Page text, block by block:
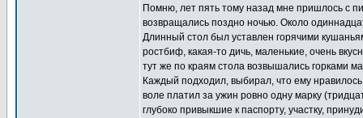
Помню, лет пять тому назад мне пришлось с
возвращались поздно ночью. Около
Длинный стол был уставлен горячими
ростбиф, какая-то дичь, маленькие, очень
тут же по краям стола возвышались горками
Каждый подходил, выбирал, что ему
воле платил за ужин ровно одну марку
глубоко привыкшие к паспорту, участку,